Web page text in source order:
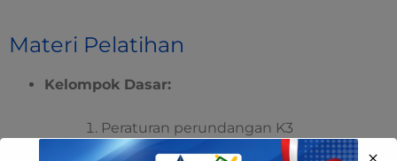
Materi Pelatihan
Kelompok Dasar:
Peraturan perundangan K3